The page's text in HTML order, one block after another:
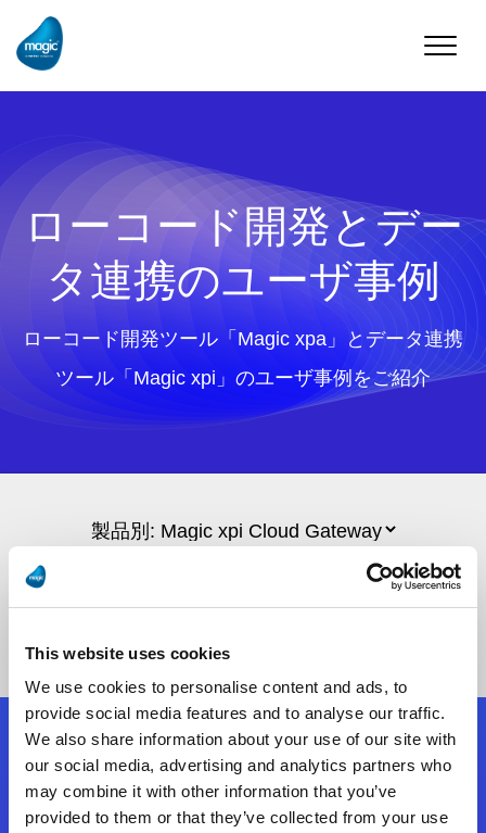
This website uses cookies
We use cookies to personalise content and ads, to
provide social media features and to analyse our traffic.
We also share information about your use of our site with
our social media, advertising and analytics partners who
may combine it with other information that you’ve
provided to them or that they’ve collected from your use
Toggle
ローコード開発とデー
タ連携のユーザ事例
ローコード開発ツール「Magic xpa」とデータ連携
ツール「Magic xpi」のユーザ事例をご紹介
フォローする